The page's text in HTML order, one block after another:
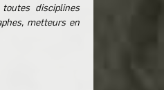
disciplines
metteurs en